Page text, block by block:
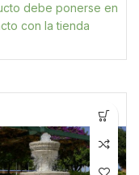
debe ponerse en
con la tienda